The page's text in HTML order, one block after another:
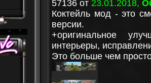
57136 от 23.01.2018,
Коктейль мод - это
версии.
+оригинальное
интерьеры,
Это больше чем